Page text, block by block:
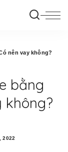
nên vay không?
bằng
không?
2022